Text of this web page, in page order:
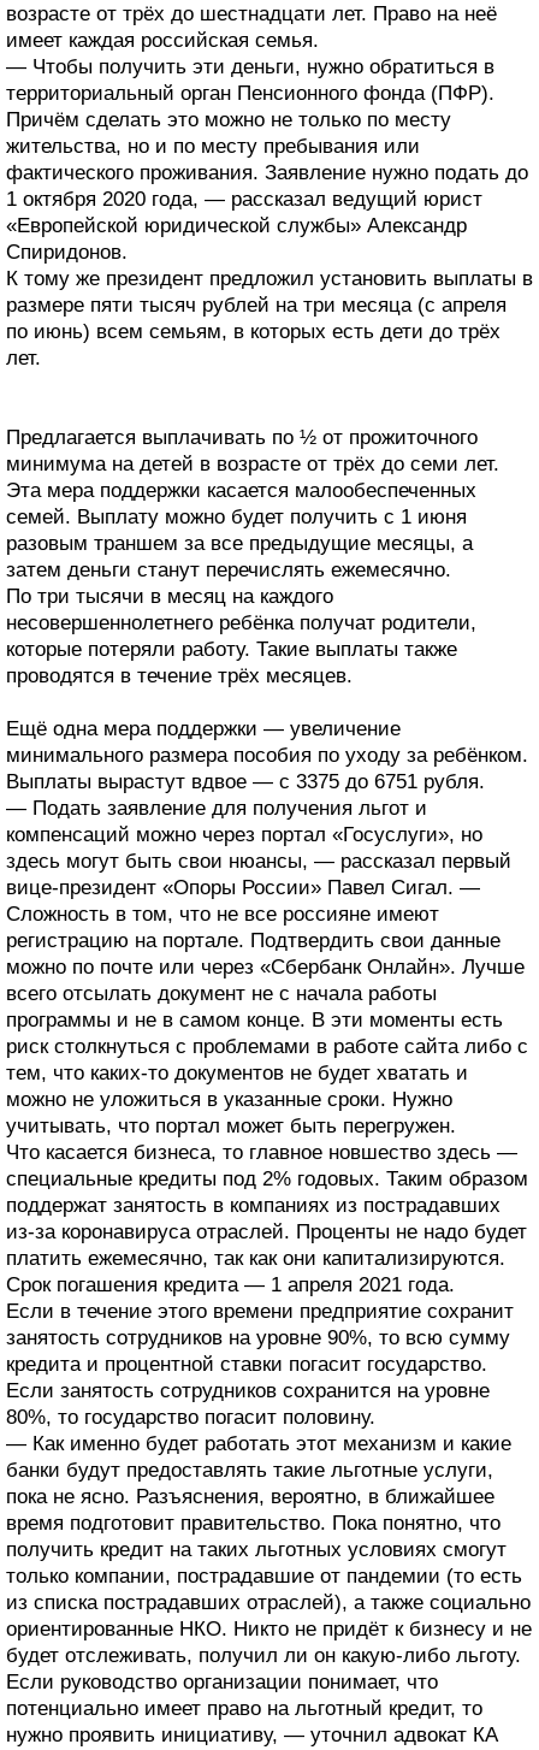
возрасте от трёх до шестнадцати лет. Право на неё
имеет каждая российская семья.
— Чтобы получить эти деньги, нужно обратиться в
территориальный орган Пенсионного фонда (ПФР).
Причём сделать это можно не только по месту
жительства, но и по месту пребывания или
фактического проживания. Заявление нужно подать до
1 октября 2020 года, — рассказал ведущий юрист
«Европейской юридической службы» Александр
Спиридонов.
К тому же президент предложил установить выплаты в
размере пяти тысяч рублей на три месяца (с апреля
по июнь) всем семьям, в которых есть дети до трёх
лет.
Предлагается выплачивать по ½ от прожиточного
минимума на детей в возрасте от трёх до семи лет.
Эта мера поддержки касается малообеспеченных
семей. Выплату можно будет получить с 1 июня
разовым траншем за все предыдущие месяцы, а
затем деньги станут перечислять ежемесячно.
По три тысячи в месяц на каждого
несовершеннолетнего ребёнка получат родители,
которые потеряли работу. Такие выплаты также
проводятся в течение трёх месяцев.
Ещё одна мера поддержки — увеличение
минимального размера пособия по уходу за ребёнком.
Выплаты вырастут вдвое — с 3375 до 6751 рубля.
— Подать заявление для получения льгот и
компенсаций можно через портал «Госуслуги», но
здесь могут быть свои нюансы, — рассказал первый
вице-президент «Опоры России» Павел Сигал. —
Сложность в том, что не все россияне имеют
регистрацию на портале. Подтвердить свои данные
можно по почте или через «Сбербанк Онлайн». Лучше
всего отсылать документ не с начала работы
программы и не в самом конце. В эти моменты есть
риск столкнуться с проблемами в работе сайта либо с
тем, что каких-то документов не будет хватать и
можно не уложиться в указанные сроки. Нужно
учитывать, что портал может быть перегружен.
Что касается бизнеса, то главное новшество здесь —
специальные кредиты под 2% годовых. Таким образом
поддержат занятость в компаниях из пострадавших
из-за коронавируса отраслей. Проценты не надо будет
платить ежемесячно, так как они капитализируются.
Срок погашения кредита — 1 апреля 2021 года.
Если в течение этого времени предприятие сохранит
занятость сотрудников на уровне 90%, то всю сумму
кредита и процентной ставки погасит государство.
Если занятость сотрудников сохранится на уровне
80%, то государство погасит половину.
— Как именно будет работать этот механизм и какие
банки будут предоставлять такие льготные услуги,
пока не ясно. Разъяснения, вероятно, в ближайшее
время подготовит правительство. Пока понятно, что
получить кредит на таких льготных условиях смогут
только компании, пострадавшие от пандемии (то есть
из списка пострадавших отраслей), а также социально
ориентированные НКО. Никто не придёт к бизнесу и не
будет отслеживать, получил ли он какую-либо льготу.
Если руководство организации понимает, что
потенциально имеет право на льготный кредит, то
нужно проявить инициативу, — уточнил адвокат КА